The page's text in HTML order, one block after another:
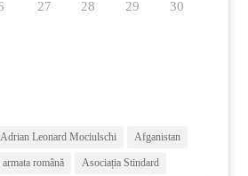
27 28 29
30
Adrian Leonard Mociulschi Afganistan
armata română Asociația Stindard